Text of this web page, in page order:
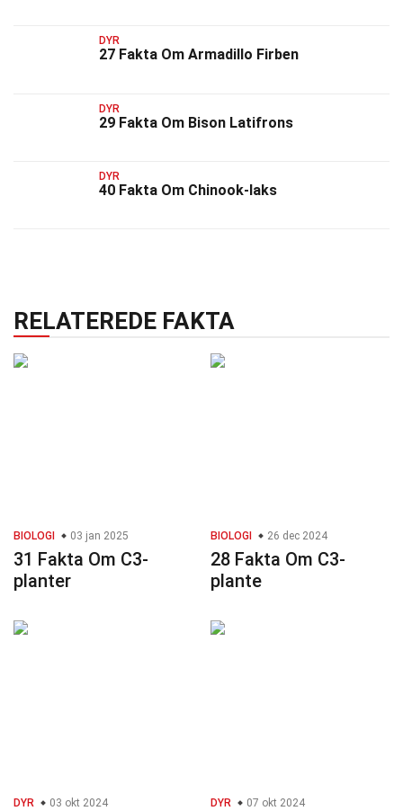
DYR
27 Fakta Om Armadillo Firben
DYR
29 Fakta Om Bison Latifrons
DYR
40 Fakta Om Chinook-laks
RELATEREDE FAKTA
BIOLOGI 03 jan 2025
31 Fakta Om C3-
planter
BIOLOGI 26 dec 2024
28 Fakta Om C3-
plante
DYR 03 okt 2024 DYR 07 okt 2024